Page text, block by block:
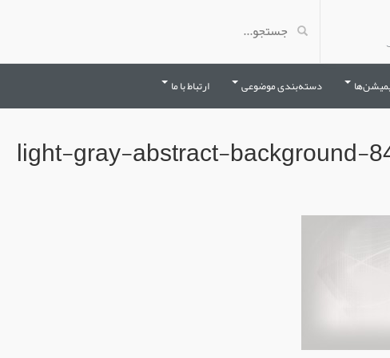
دسته‌بندی موضوعی ارتباط با ما
light-gray-abstract-background-